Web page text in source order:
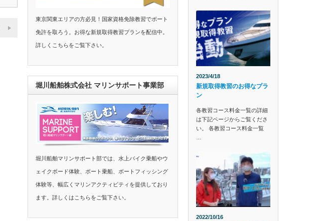
東京関東エリアの方必見！国家資格免除教習でボート
免許を取ろう。お得な新規取得教習プランを配信中。
詳しくこちらをご覧下さい。
堀川船舶株式会社 マリンサポート事業部
堀川船舶マリンサポート部では、水上バイク乗船やウ
ェイクボード体験、ボート乗船、ボートフィッシング
体験等、幅広くマリンアクティビティを提供しており
ます。詳しくはこちらをご覧下さい。
2023/4/18
新規取得教習のお得なプラ
ン
各教習コース料金一覧の詳細
は下記ページからご覧くださ
い。 各教習コース料金一覧
2022/10/16